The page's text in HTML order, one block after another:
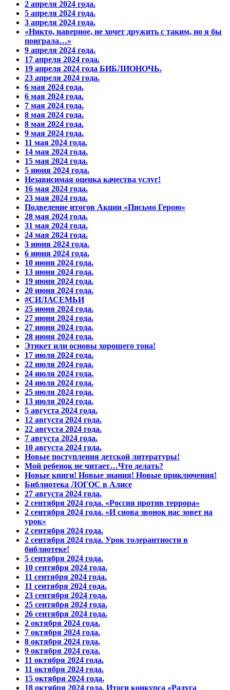
2 апреля 2024 года.
5 апреля 2024 года.
3 апреля 2024 года.
«Никто, наверное, не хочет дружить с таким, но я бы
поиграла…»
9 апреля 2024 года.
17 апреля 2024 года.
19 апреля 2024 года БИБЛИОНОЧЬ.
23 апреля 2024 года.
6 мая 2024 года.
6 мая 2024 года.
7 мая 2024 года.
8 мая 2024 года.
8 мая 2024 года.
9 мая 2024 года.
11 мая 2024 года.
14 мая 2024 года.
15 мая 2024 года.
5 июня 2024 года.
Независимая оценка качества услуг!
16 мая 2024 года.
23 мая 2024 года.
Подведение итогов Акции «Письмо Герою»
28 мая 2024 года.
31 мая 2024 года.
24 мая 2024 года.
3 июня 2024 года.
6 июня 2024 года.
10 июня 2024 года.
13 июня 2024 года.
19 июня 2024 года.
20 июня 2024 года.
#СИЛАСЕМЬИ
25 июня 2024 года.
27 июня 2024 года.
27 июня 2024 года.
28 июня 2024 года.
Этикет или основы хорошего тона!
17 июля 2024 года.
22 июля 2024 года.
24 июля 2024 года.
24 июля 2024 года.
25 июля 2024 года.
13 июля 2024 года.
5 августа 2024 года.
12 августа 2024 года.
22 августа 2024 года.
7 августа 2024 года.
10 августа 2024 года.
Новые поступления детской литературы!
Мой ребенок не читает…Что делать?
Новые книги! Новые знания! Новые приключения!
Библиотека ЛОГОС в Алисе
27 августа 2024 года.
2 сентября 2024 года. «Россия против террора»
2 сентября 2024 года. «И снова звонок нас зовет на
урок»
2 сентября 2024 года.
2 сентября 2024 года. Урок толерантности в
библиотеке!
5 сентября 2024 года.
10 сентября 2024 года.
11 сентября 2024 года.
11 сентября 2024 года.
23 сентября 2024 года.
25 сентября 2024 года.
26 сентября 2024 года.
2 октября 2024 года.
7 октября 2024 года.
8 октября 2024 года.
9 октября 2024 года.
11 октября 2024 года.
11 октября 2024 года.
15 октября 2024 года.
18 октября 2024 года. Итоги конкурса «Радуга